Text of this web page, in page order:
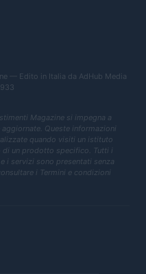
— Edito in Italia da AdHub Media
Magazine si impegna a
Queste informazioni
quando visiti un istituto
un prodotto specifico. Tutti i
i servizi sono presentati senza
i Termini e condizioni